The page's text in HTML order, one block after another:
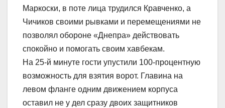
Маркоски, в поте лица трудился Кравченко, а
Чичиков своими рывками и перемещениями не
позволял обороне «Днепра» действовать
спокойно и помогать своим хавбекам.
На 25-й минуте гости упустили 100-процентную
возможность для взятия ворот. Главина на
левом фланге одним движением корпуса
оставил не у дел сразу двоих защитников